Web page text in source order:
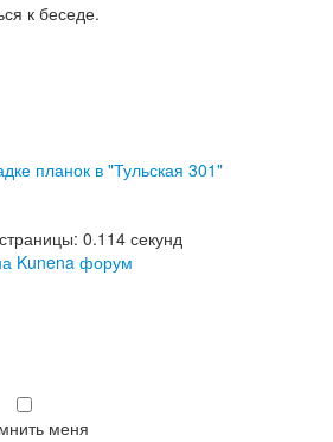
к беседе.
планок в "Тульская 301"
0.114 секунд
Kunena форум
меня